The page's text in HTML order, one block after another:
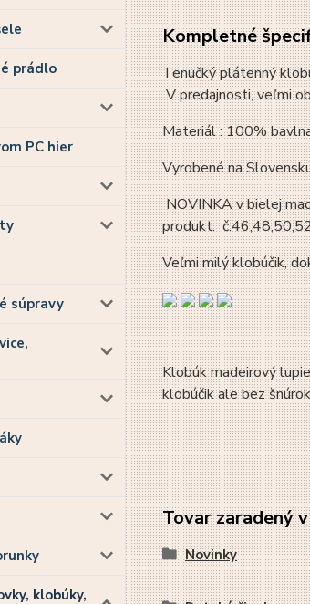
prádlo
PC hier
súpravy
klobúky,
Kompletné
Tenučký plátenný
V predajnosti, veľmi
Materiál : 100%
Vyrobené na
NOVINKA v bielej
produkt.
Veľmi milý klobúčik,
Klobúk madeirový
klobúčik ale bez
Tovar zaradený
Novinky